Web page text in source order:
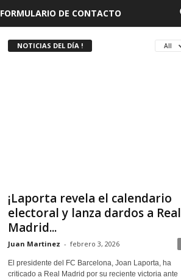
FORMULARIO DE CONTACTO
NOTICIAS DEL DÍA ! All
¡Laporta revela el calendario
electoral y lanza dardos a Real
Madrid...
Juan Martinez - febrero 3, 2026
El presidente del FC Barcelona, Joan Laporta, ha
criticado a Real Madrid por su reciente victoria ante